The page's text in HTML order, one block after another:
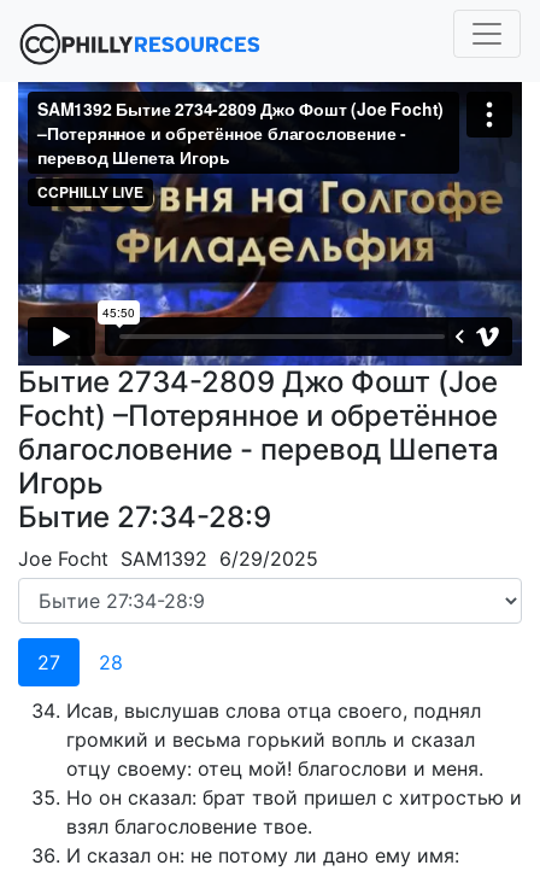
Бытие 2734-2809 Джо Фошт (Joe
Focht) –Потерянное и обретённое
благословение - перевод Шепета
Игорь
Бытие 27:34-28:9
Joe Focht SAM1392 6/29/2025
27
28
Исав, выслушав слова отца своего, поднял
громкий и весьма горький вопль и сказал
отцу своему: отец мой! благослови и меня.
Но он сказал: брат твой пришел с хитростью и
взял благословение твое.
И сказал он: не потому ли дано ему имя: